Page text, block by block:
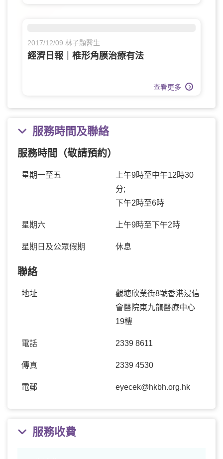
2017/12/09 林子顥醫生
經濟日報｜椎形角膜治療有法
查看更多
服務時間及聯絡
服務時間（敬請預約）
星期一至五
上午9時至中午12時30
分;
下午2時至6時
星期六 上午9時至下午2時
星期日及公眾假期 休息
聯絡
地址
觀塘欣業街8號香港浸信
會醫院東九龍醫療中心
19樓
電話 2339 8611
傳真 2339 4530
電郵 eyecek@hkbh.org.hk
服務收費